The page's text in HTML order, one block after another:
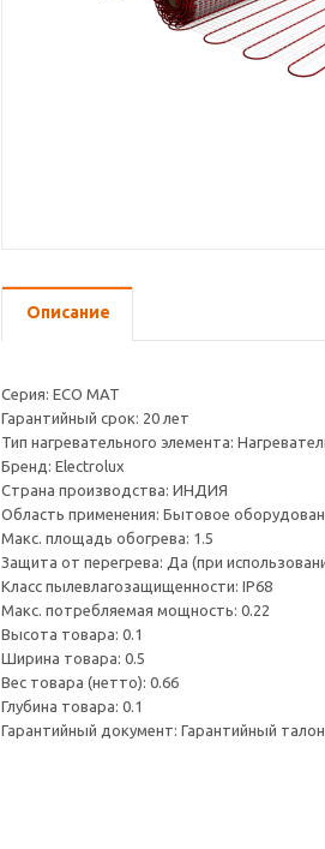
Описание
Серия: ECO MAT
Гарантийный срок: 20 лет
Тип нагревательного элемента:
Бренд: Electrolux
Страна производства: ИНДИЯ
Область применения: Бытовое
Макс. площадь обогрева: 1.5
Защита от перегрева: Да (при
Класс пылевлагозащищенности: IP68
Макс. потребляемая мощность: 0.22
Высота товара: 0.1
Ширина товара: 0.5
Вес товара (нетто): 0.66
Глубина товара: 0.1
Гарантийный документ: Гарантийный талон